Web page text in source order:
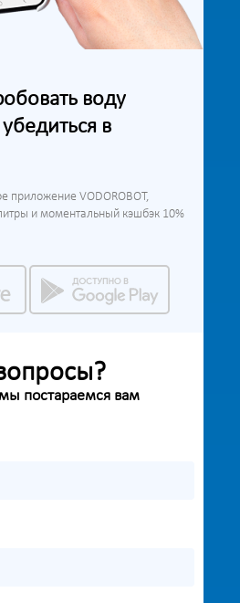
воду
в
приложение VODOROBOT,
и моментальный кэшбэк 10%
постараемся вам